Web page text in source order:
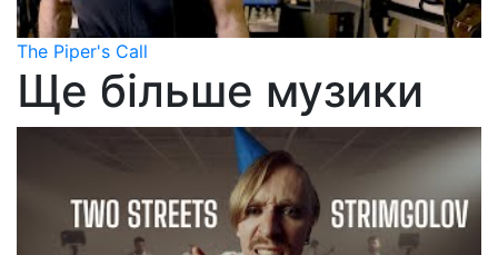
The Piper's Call
Ще більше музики